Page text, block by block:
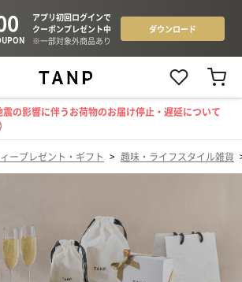
震の影響に伴うお荷物のお届け停止・遅延について
ープレゼント・ギフト > 趣味・ライフスタイル雑貨